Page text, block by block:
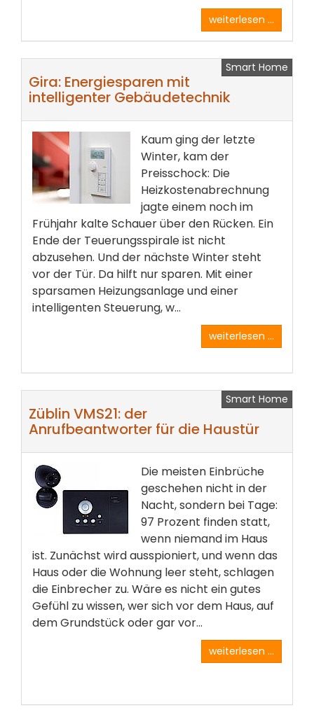
weiterlesen ...
Smart Home
Gira: Energiesparen mit
intelligenter Gebäudetechnik
Kaum ging der letzte
Winter, kam der
Preisschock: Die
Heizkostenabrechnung
jagte einem noch im
Frühjahr kalte Schauer über den Rücken. Ein
Ende der Teuerungsspirale ist nicht
abzusehen. Und der nächste Winter steht
vor der Tür. Da hilft nur sparen. Mit einer
sparsamen Heizungsanlage und einer
intelligenten Steuerung, w...
weiterlesen ...
Smart Home
Züblin VMS21: der
Anrufbeantworter für die Haustür
Die meisten Einbrüche
geschehen nicht in der
Nacht, sondern bei Tage:
97 Prozent finden statt,
wenn niemand im Haus
ist. Zunächst wird ausspioniert, und wenn das
Haus oder die Wohnung leer steht, schlagen
die Einbrecher zu. Wäre es nicht ein gutes
Gefühl zu wissen, wer sich vor dem Haus, auf
dem Grundstück oder gar vor...
weiterlesen ...